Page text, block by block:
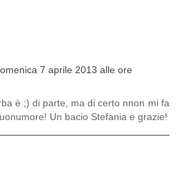
7 aprile 2013 alle ore
è ;) di parte, ma di certo nnon mi fa
Un bacio Stefania e grazie!